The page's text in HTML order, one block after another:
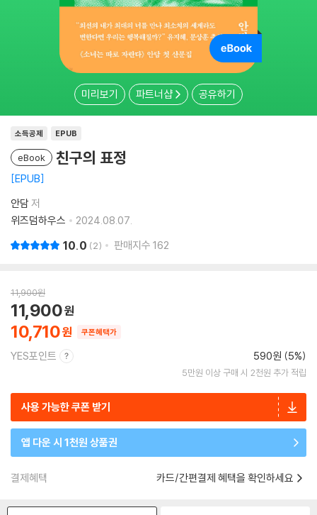
미리보기 파트너샵 공유하기
소득공제 EPUB
eBook 친구의 표정
EPUB
안담 저
위즈덤하우스
2024.08.07.
10.0 2 판매지수 162
11,900원
10,710
11,900
쿠폰혜택가
YES포인트 590원 (5%)
5만원 이상 구매 시 2천원 추가 적립
사용 가능한 쿠폰 받기
앱 다운 시 1천원 상품권
결제혜택 카드/간편결제 혜택을 확인하세요